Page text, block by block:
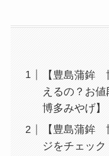
【豊島蒲鉾
えるの？お
博多みやげ】
【豊島蒲鉾
ジをチェッ